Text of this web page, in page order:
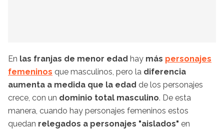
En las franjas de menor edad hay más personajes
femeninos que masculinos, pero la diferencia
aumenta a medida que la edad de los personajes
crece, con un dominio total masculino. De esta
manera, cuando hay personajes femeninos estos
quedan relegados a personajes "aislados" en